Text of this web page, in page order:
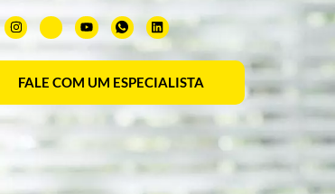
FALE COM UM ESPECIALISTA